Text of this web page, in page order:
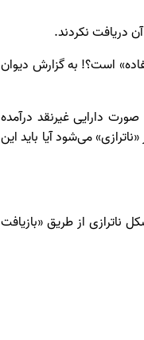
است؟! به گزارش دیوان
دارایی غیرنقد درآمده
می‌شود آیا باید این
کنند مشکل ناترازی از طریق «بازیافت